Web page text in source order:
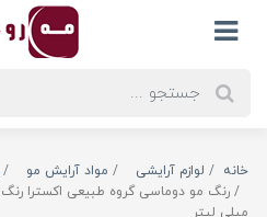
خانه لوازم آرایشی مواد آرایش مو
میلی لیتر